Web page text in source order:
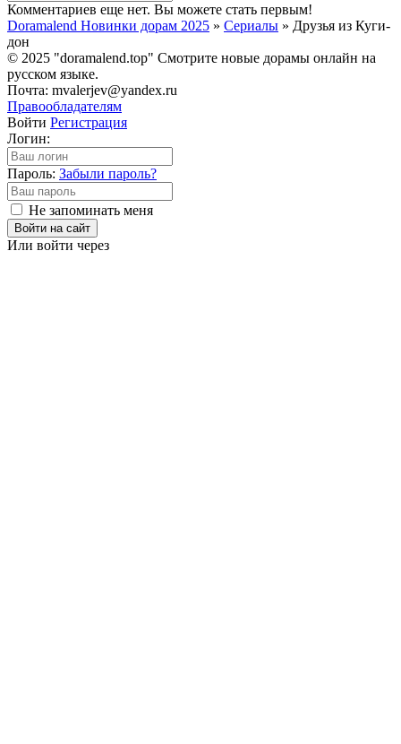
Комментариев еще нет. Вы можете стать первым!
Doramalend Новинки дорам 2025 » Сериалы » Друзья из Куги-
дон
© 2025 "doramalend.top" Смотрите новые дорамы онлайн на
русском языке.
Почта: mvalerjev@yandex.ru
Правообладателям
Войти Регистрация
Логин:
Пароль: Забыли пароль?
Не запоминать меня
Войти на сайт
Или войти через